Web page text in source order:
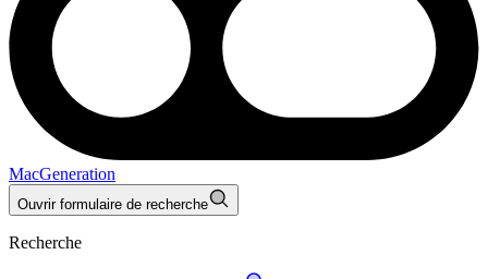
MacGeneration
Ouvrir formulaire de recherche
Recherche